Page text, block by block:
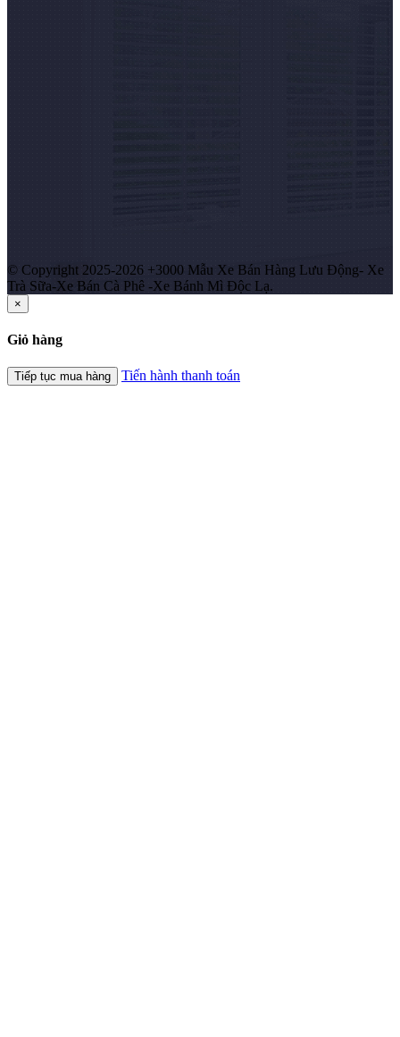
© Copyright 2025-2026 +3000 Mẫu Xe Bán Hàng Lưu Động- Xe
Trà Sữa-Xe Bán Cà Phê -Xe Bánh Mì Độc Lạ.
×
Giỏ hàng
Tiếp tục mua hàng Tiến hành thanh toán